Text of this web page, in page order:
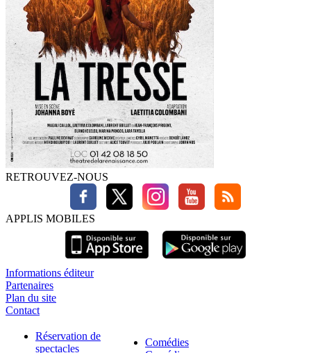
RETROUVEZ-NOUS
APPLIS MOBILES
Informations éditeur
Partenaires
Plan du site
Contact
Réservation de
spectacles
Comédies